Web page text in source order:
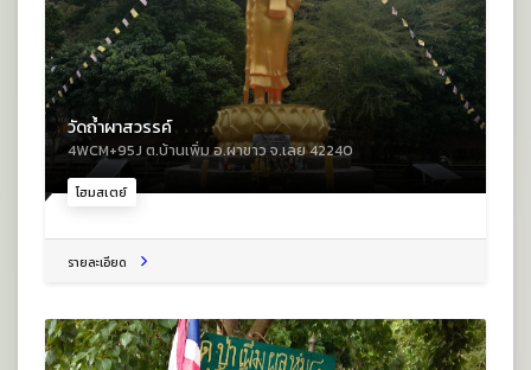
โฮมสเตย์
วัดถ้ำผาสวรรค์
4WCM+95J ต.บ้านเพิ่ม อ.ผาขาว จ.เลย 42240
รายละเอียด